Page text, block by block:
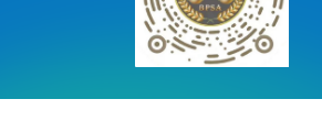
微信二维码